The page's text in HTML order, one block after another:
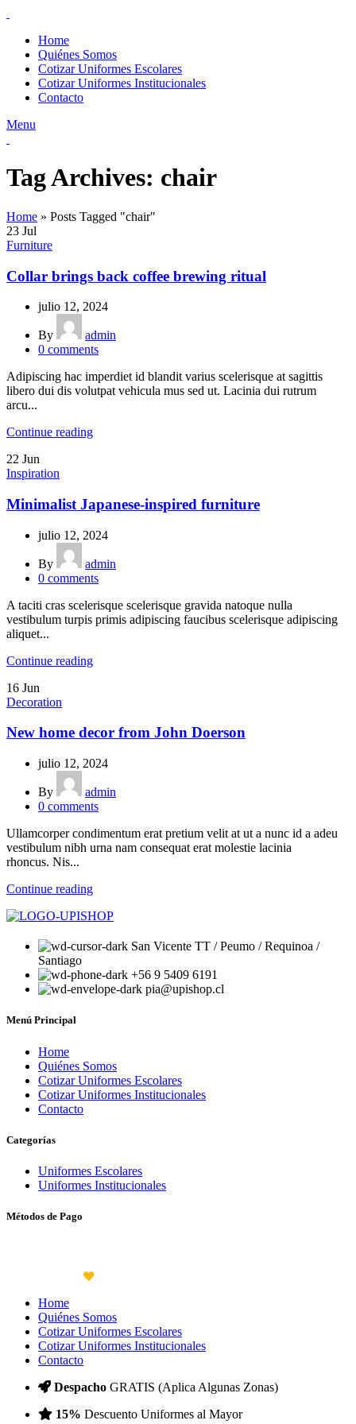
Home
Quiénes Somos
Cotizar Uniformes Escolares
Cotizar Uniformes Institucionales
Contacto
Menu
Tag Archives: chair
Home » Posts Tagged "chair"
23 Jul
Furniture
Collar brings back coffee brewing ritual
julio 12, 2024
By
admin
0 comments
Adipiscing hac imperdiet id blandit varius scelerisque at sagittis
libero dui dis volutpat vehicula mus sed ut. Lacinia dui rutrum
arcu...
Continue reading
22 Jun
Inspiration
Minimalist Japanese-inspired furniture
julio 12, 2024
By
admin
0 comments
A taciti cras scelerisque scelerisque gravida natoque nulla
vestibulum turpis primis adipiscing faucibus scelerisque adipiscing
aliquet...
Continue reading
16 Jun
Decoration
New home decor from John Doerson
julio 12, 2024
By
admin
0 comments
Ullamcorper condimentum erat pretium velit at ut a nunc id a adeu
vestibulum nibh urna nam consequat erat molestie lacinia
rhoncus. Nis...
Continue reading
San Vicente TT / Peumo / Requinoa /
Santiago
+56 9 5409 6191
pia@upishop.cl
Menú Principal
Home
Quiénes Somos
Cotizar Uniformes Escolares
Cotizar Uniformes Institucionales
Contacto
Categorías
Uniformes Escolares
Uniformes Institucionales
Métodos de Pago
POR
Home
Quiénes Somos
Cotizar Uniformes Escolares
Cotizar Uniformes Institucionales
Contacto
Despacho GRATIS (Aplica Algunas Zonas)
15% Descuento Uniformes al Mayor